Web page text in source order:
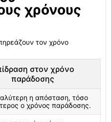
χρόνους
τον χρόνο
στον χρόνο
παράδοσης
η απόσταση, τόσο
ο χρόνος παράδοσης.